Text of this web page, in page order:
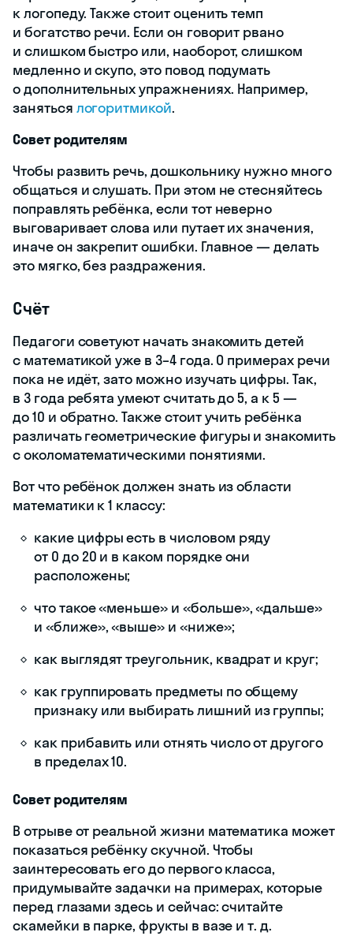
к логопеду. Также стоит оценить темп
и богатство речи. Если он говорит рвано
и слишком быстро или, наоборот, слишком
медленно и скупо, это повод подумать
о дополнительных упражнениях. Например,
заняться логоритмикой.
Совет родителям
Чтобы развить речь, дошкольнику нужно много
общаться и слушать. При этом не стесняйтесь
поправлять ребёнка, если тот неверно
выговаривает слова или путает их значения,
иначе он закрепит ошибки. Главное — делать
это мягко, без раздражения.
Счёт
Педагоги советуют начать знакомить детей
с математикой уже в 3–4 года. О примерах речи
пока не идёт, зато можно изучать цифры. Так,
в 3 года ребята умеют считать до 5, а к 5 —
до 10 и обратно. Также стоит учить ребёнка
различать геометрические фигуры и знакомить
с околоматематическими понятиями.
Вот что ребёнок должен знать из области
математики к 1 классу:
какие цифры есть в числовом ряду
от 0 до 20 и в каком порядке они
расположены;
что такое «меньше» и «больше», «дальше»
и «ближе», «выше» и «ниже»;
как выглядят треугольник, квадрат и круг;
как группировать предметы по общему
признаку или выбирать лишний из группы;
как прибавить или отнять число от другого
в пределах 10.
Совет родителям
В отрыве от реальной жизни математика может
показаться ребёнку скучной. Чтобы
заинтересовать его до первого класса,
придумывайте задачки на примерах, которые
перед глазами здесь и сейчас: считайте
скамейки в парке, фрукты в вазе и т. д.